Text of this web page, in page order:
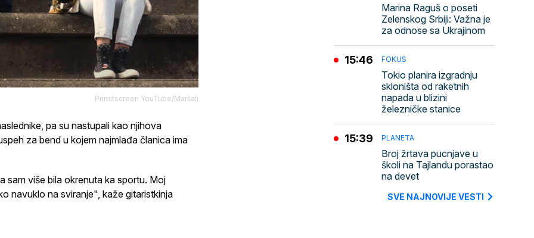
Prinstscreen YouTube/Maršali
pa su nastupali kao njihova
za bend u kojem najmlađa članica ima
sam više bila okrenuta ka sportu. Moj
navuklo na sviranje", kaže gitaristkinja
Marina Raguš o poseti
Zelenskog Srbiji: Važna je
za odnose sa Ukrajinom
FOKUS
Tokio planira izgradnju
skloništa od raketnih
napada u blizini
železničke stanice
15:46
PLANETA
Broj žrtava pucnjave u
školi na Tajlandu porastao
na devet
15:39
SVE NAJNOVIJE VESTI